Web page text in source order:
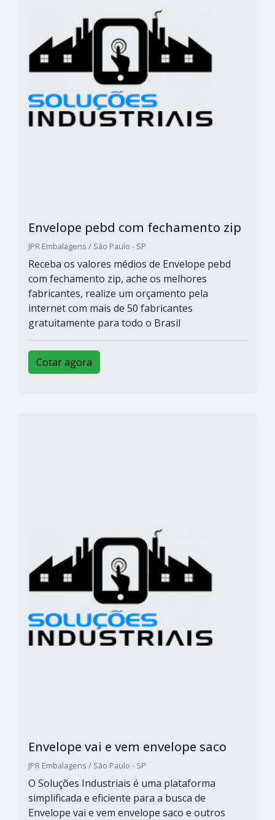
Envelope pebd com fechamento zip
JPR Embalagens / São Paulo - SP
Receba os valores médios de Envelope pebd
com fechamento zip, ache os melhores
fabricantes, realize um orçamento pela
internet com mais de 50 fabricantes
gratuitamente para todo o Brasil
Cotar agora
Envelope vai e vem envelope saco
JPR Embalagens / São Paulo - SP
O Soluções Industriais é uma plataforma
simplificada e eficiente para a busca de
Envelope vai e vem envelope saco e outros